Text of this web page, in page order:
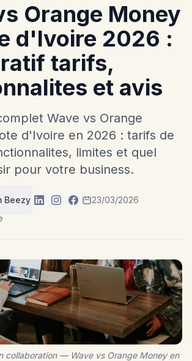
Orange Money
d'Ivoire 2026 :
tarifs,
et avis
Wave vs Orange
d'Ivoire en 2026 : tarifs de
limites et quel
pour votre business.
Beezy
23/03/2026
collaboration — Wave vs Orange Money en